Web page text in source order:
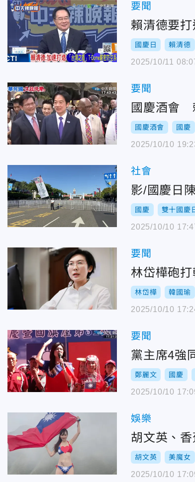
要聞
賴清德要
國慶日 賴清德
2025/10/11
要聞
國慶酒會
國慶酒會 國慶
2025/10/10
社會
影/國慶日
國慶 雙十國慶
2025/10/10
要聞
林岱樺砲
林岱樺 韓國瑜
2025/10/10
要聞
黨主席4強
鄭麗文 國慶
2025/10/10
娛樂
胡文英、
胡文英 美魔女
2025/10/10